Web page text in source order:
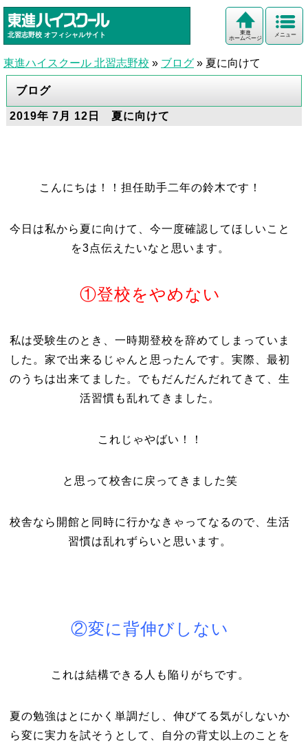
北習志野校 オフィシャルサイト メニュー
東進
ホームページ
東進ハイスクール 北習志野校 » ブログ » 夏に向けて
ブログ
2019年 7月 12日 夏に向けて
こんにちは！！担任助手二年の鈴木です！
今日は私から夏に向けて、今一度確認してほしいこと
を3点伝えたいなと思います。
①登校をやめない
私は受験生のとき、一時期登校を辞めてしまっていま
した。家で出来るじゃんと思ったんです。実際、最初
のうちは出来てました。でもだんだんだれてきて、生
活習慣も乱れてきました。
これじゃやばい！！
と思って校舎に戻ってきました笑
校舎なら開館と同時に行かなきゃってなるので、生活
習慣は乱れずらいと思います。
②変に背伸びしない
これは結構できる人も陥りがちです。
夏の勉強はとにかく単調だし、伸びてる気がしないか
ら変に実力を試そうとして、自分の背丈以上のことを